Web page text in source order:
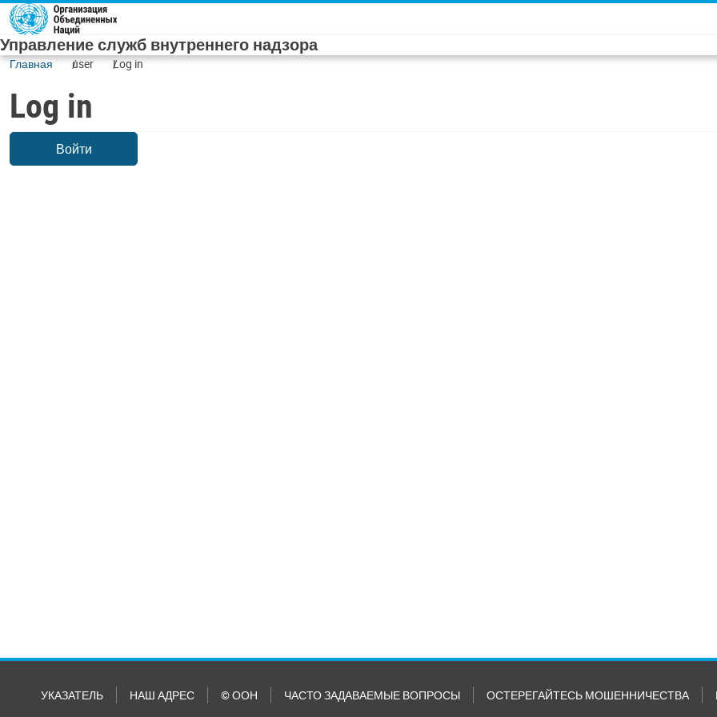
Skip to main content
Управление служб внутреннего надзора
Главная user Log in
Log in
Войти
УКАЗАТЕЛЬ НАШ АДРЕС © ООН ЧАСТО ЗАДАВАЕМЫЕ ВОПРОСЫ ОСТЕРЕГАЙТЕСЬ МОШЕННИЧЕСТВА